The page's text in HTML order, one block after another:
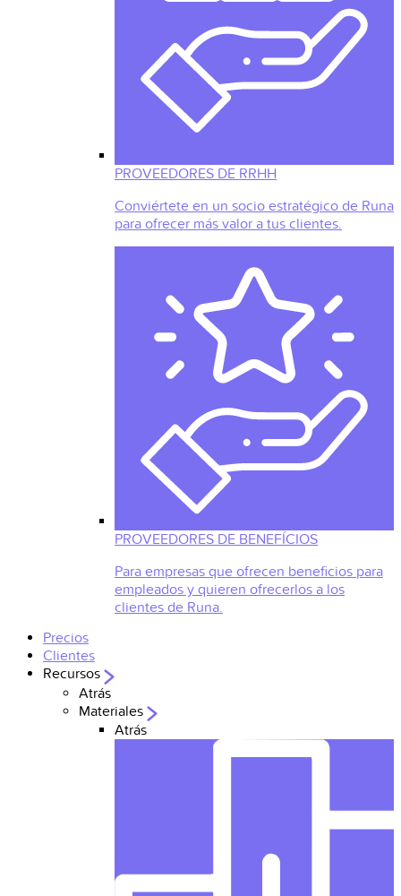
PROVEEDORES DE RRHH
Conviértete en un socio estratégico de Runa
para ofrecer más valor a tus clientes.
PROVEEDORES DE BENEFÍCIOS
Para empresas que ofrecen beneficios para
empleados y quieren ofrecerlos a los
clientes de Runa.
Precios
Clientes
Recursos
Atrás
Materiales
Atrás